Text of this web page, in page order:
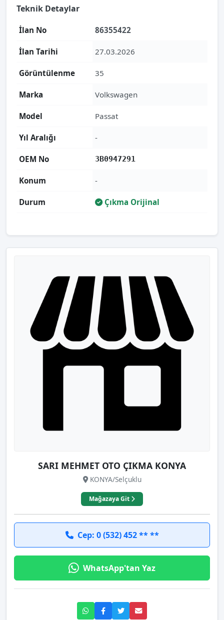
Teknik Detaylar
İlan No 86355422
İlan Tarihi 27.03.2026
Görüntülenme 35
Marka Volkswagen
Model Passat
Yıl Aralığı -
OEM No 3B0947291
Konum -
Durum Çıkma Orijinal
SARI MEHMET OTO ÇIKMA KONYA
KONYA/Selçuklu
Mağazaya Git
Cep: 0 (532) 452 ** **
WhatsApp'tan Yaz